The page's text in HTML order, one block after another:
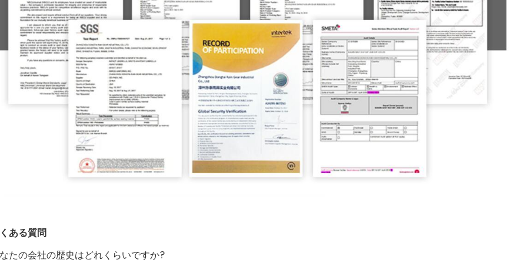
ある質問
たの会社の歴史はどれくらいですか?